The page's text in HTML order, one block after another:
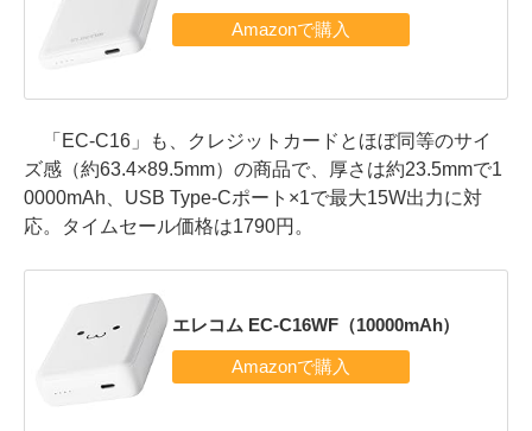
「EC-C16」も、クレジットカードとほぼ同等のサイ
ズ感（約63.4×89.5mm）の商品で、厚さは約23.5mmで1
0000mAh、USB Type-Cポート×1で最大15W出力に対
応。タイムセール価格は1790円。
エレコム EC-C16WF（10000mAh）